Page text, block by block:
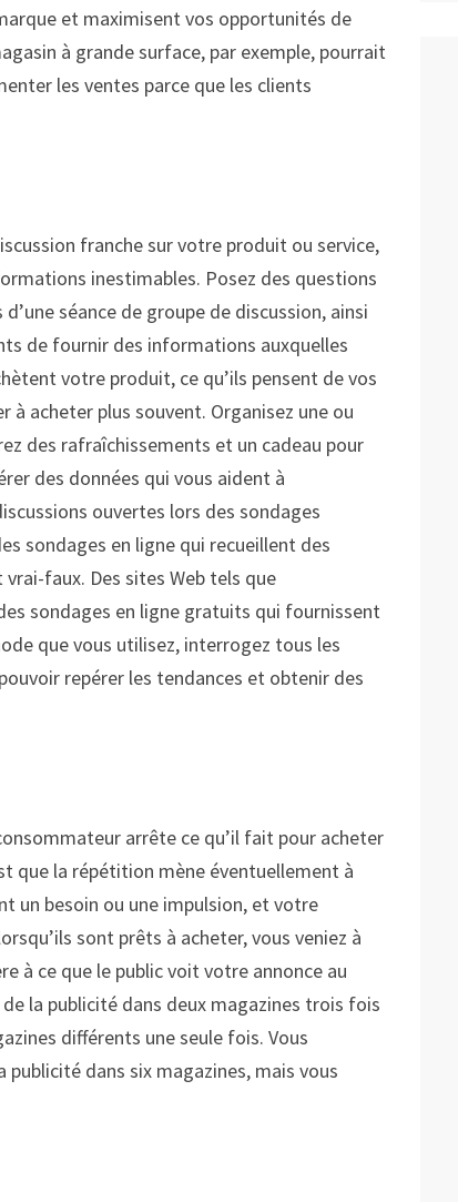
et maximisent vos opportunités de
à grande surface, par exemple, pourrait
les ventes parce que les clients
franche sur votre produit ou service,
inestimables. Posez des questions
séance de groupe de discussion, ainsi
de fournir des informations auxquelles
votre produit, ce qu’ils pensent de vos
acheter plus souvent. Organisez une ou
des rafraîchissements et un cadeau pour
des données qui vous aident à
ouvertes lors des sondages
sondages en ligne qui recueillent des
faux. Des sites Web tels que
sondages en ligne gratuits qui fournissent
que vous utilisez, interrogez tous les
repérer les tendances et obtenir des
arrête ce qu’il fait pour acheter
que la répétition mène éventuellement à
un besoin ou une impulsion, et votre
sont prêts à acheter, vous veniez à
à ce que le public voit votre annonce au
la publicité dans deux magazines trois fois
différents une seule fois. Vous
dans six magazines, mais vous